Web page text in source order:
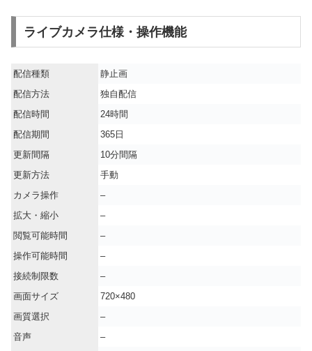
ライブカメラ仕様・操作機能
配信種類
静止画
配信方法
独自配信
配信時間
24時間
配信期間
365日
更新間隔
10分間隔
更新方法
手動
カメラ操作
–
拡大・縮小
–
閲覧可能時間
–
操作可能時間
–
接続制限数
–
画面サイズ
720×480
画質選択
–
音声
–